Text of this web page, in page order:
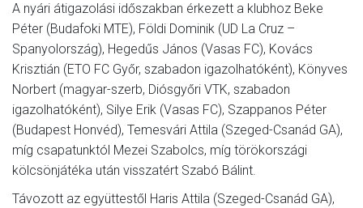
A nyári átigazolási időszakban érkezett a klubhoz Beke
Péter (Budafoki MTE), Földi Dominik (UD La Cruz –
Spanyolország), Hegedűs János (Vasas FC), Kovács
Krisztián (ETO FC Győr, szabadon igazolhatóként), Könyves
Norbert (magyar-szerb, Diósgyőri VTK, szabadon
igazolhatóként), Silye Erik (Vasas FC), Szappanos Péter
(Budapest Honvéd), Temesvári Attila (Szeged-Csanád GA),
míg csapatunktól Mezei Szabolcs, míg törökországi
kölcsönjátéka után visszatért Szabó Bálint.
Távozott az együttestől Haris Attila (Szeged-Csanád GA),